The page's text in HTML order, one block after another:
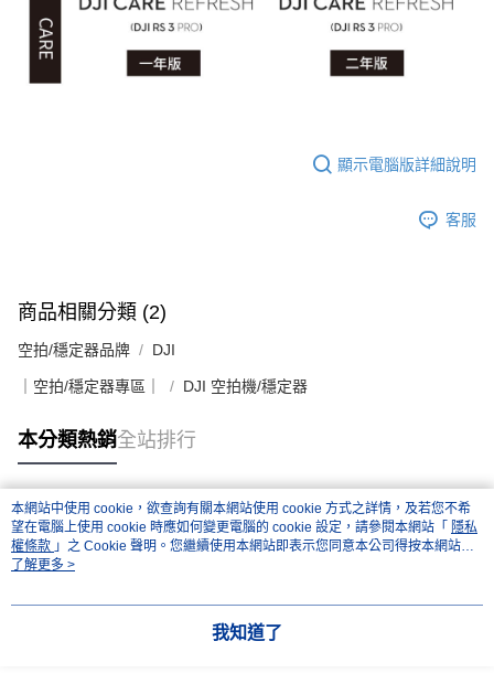
顯示電腦版詳細說明
客服
商品相關分類 (2)
空拍/穩定器品牌 DJI
｜空拍/穩定器專區｜ DJI 空拍機/穩定器
本分類熱銷全站排行
熱門標籤
本網站中使用 cookie，欲查詢有關本網站使用 cookie 方式之詳情，及若您不希
望在電腦上使用 cookie 時應如何變更電腦的 cookie 設定，請參閱本網站「 隱私
權條款 」之 Cookie 聲明。您繼續使用本網站即表示您同意本公司得按本網站使
用條款之 Cookie 聲明使用 cookie。
了解更多 >
我知道了